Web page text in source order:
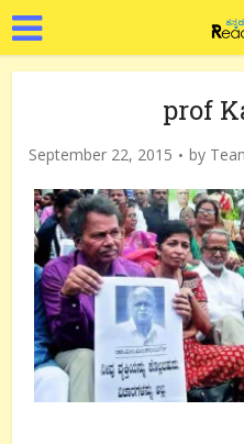
prof
September 22, 2015 by